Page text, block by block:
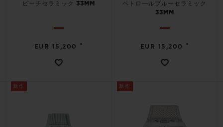
ピーチセラミック 33MM
EUR 15,200 •
ペトロ―ルブルーセラミック
33MM
EUR 15,200 •
新作 新作